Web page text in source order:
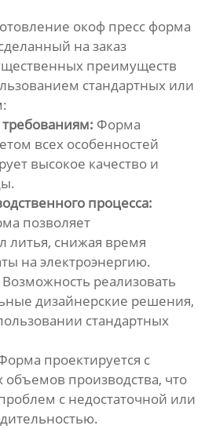
окоф пресс форма
на заказ
преимуществ
стандартных или
требованиям: Форма
всех особенностей
высокое качество и
процесса:
позволяет
литья, снижая время
на электроэнергию.
Возможность реализовать
дизайнерские решения,
стандартных
проектируется с
производства, что
с недостаточной или